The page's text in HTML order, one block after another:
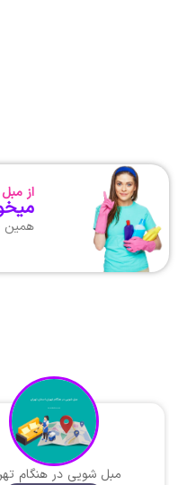
از
همین
مبل شویی در هنگام